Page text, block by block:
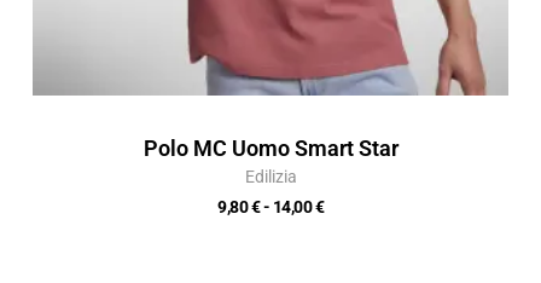
Polo MC Uomo Smart Star
Edilizia
9,80€- 14,00€